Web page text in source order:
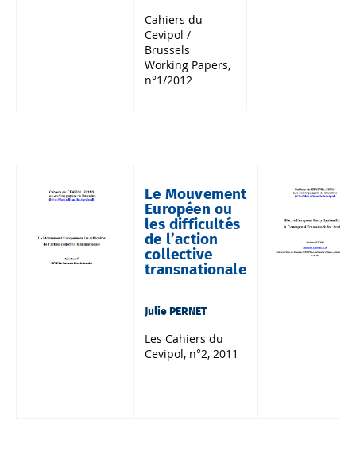
Cahiers du
Cevipol /
Brussels
Working Papers,
n°1/2012
Le Mouvement
Européen ou
les difficultés
de l’action
collective
transnationale
Julie PERNET
Les Cahiers du
Cevipol, n°2, 2011